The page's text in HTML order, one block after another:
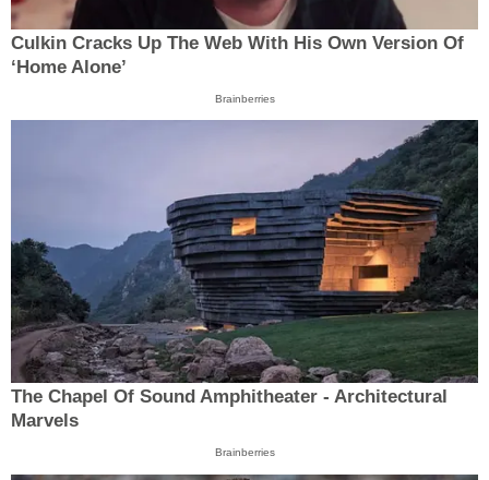
Culkin Cracks Up The Web With His Own Version Of
‘Home Alone’
Brainberries
The Chapel Of Sound Amphitheater - Architectural
Marvels
Brainberries